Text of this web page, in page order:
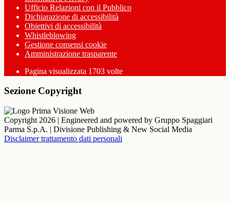
Ufficio Relazioni con il Pubblico
Dichiarazione di accessibilità
Obiettivi di accessibilità
Whistleblowing
Gestione consensi cookie
Amministrazione trasparente
Pagina visualizzata 1703 volte
Sezione Copyright
Copyright 2026 | Engineered and powered by Gruppo Spaggiari
Parma S.p.A. | Divisione Publishing & New Social Media
Disclaimer trattamento dati personali